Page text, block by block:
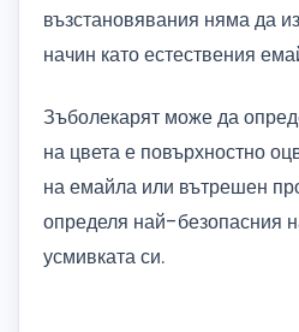
възстановявания няма да
начин като естествения
Зъболекарят може да
на цвета е повърхностно
на емайла или вътрешен
определя най-безопасния
усмивката си.